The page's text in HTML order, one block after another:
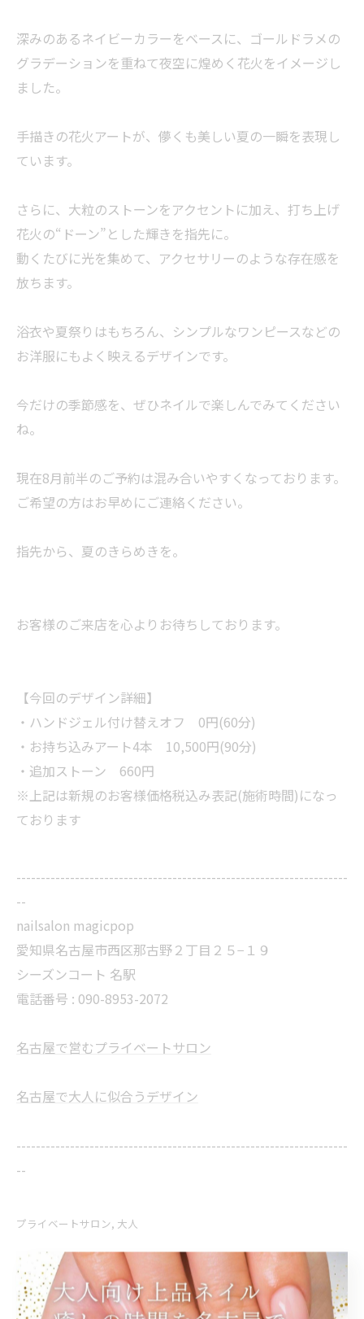
深みのあるネイビーカラーをベースに、ゴールドラメの
グラデーションを重ねて夜空に煌めく花火をイメージし
ました。
手描きの花火アートが、儚くも美しい夏の一瞬を表現し
ています。
さらに、大粒のストーンをアクセントに加え、打ち上げ
花火の“ドーン”とした輝きを指先に。
動くたびに光を集めて、アクセサリーのような存在感を
放ちます。
浴衣や夏祭りはもちろん、シンプルなワンピースなどの
お洋服にもよく映えるデザインです。
今だけの季節感を、ぜひネイルで楽しんでみてください
ね。
現在8月前半のご予約は混み合いやすくなっております。
ご希望の方はお早めにご連絡ください。
指先から、夏のきらめきを。
お客様のご来店を心よりお待ちしております。
【今回のデザイン詳細】
・ハンドジェル付け替えオフ 0円(60分)
・お持ち込みアート4本 10,500円(90分)
・追加ストーン 660円
※上記は新規のお客様価格税込み表記(施術時間)になっ
ております
--------------------------------------------------------------------
--
nailsalon magicpop
愛知県名古屋市西区那古野２丁目２５−１９
シーズンコート 名駅
電話番号 : 090-8953-2072
名古屋で営むプライベートサロン
名古屋で大人に似合うデザイン
--------------------------------------------------------------------
--
プライベートサロン 大人
< 前のページ 一覧に戻る 次のページ >